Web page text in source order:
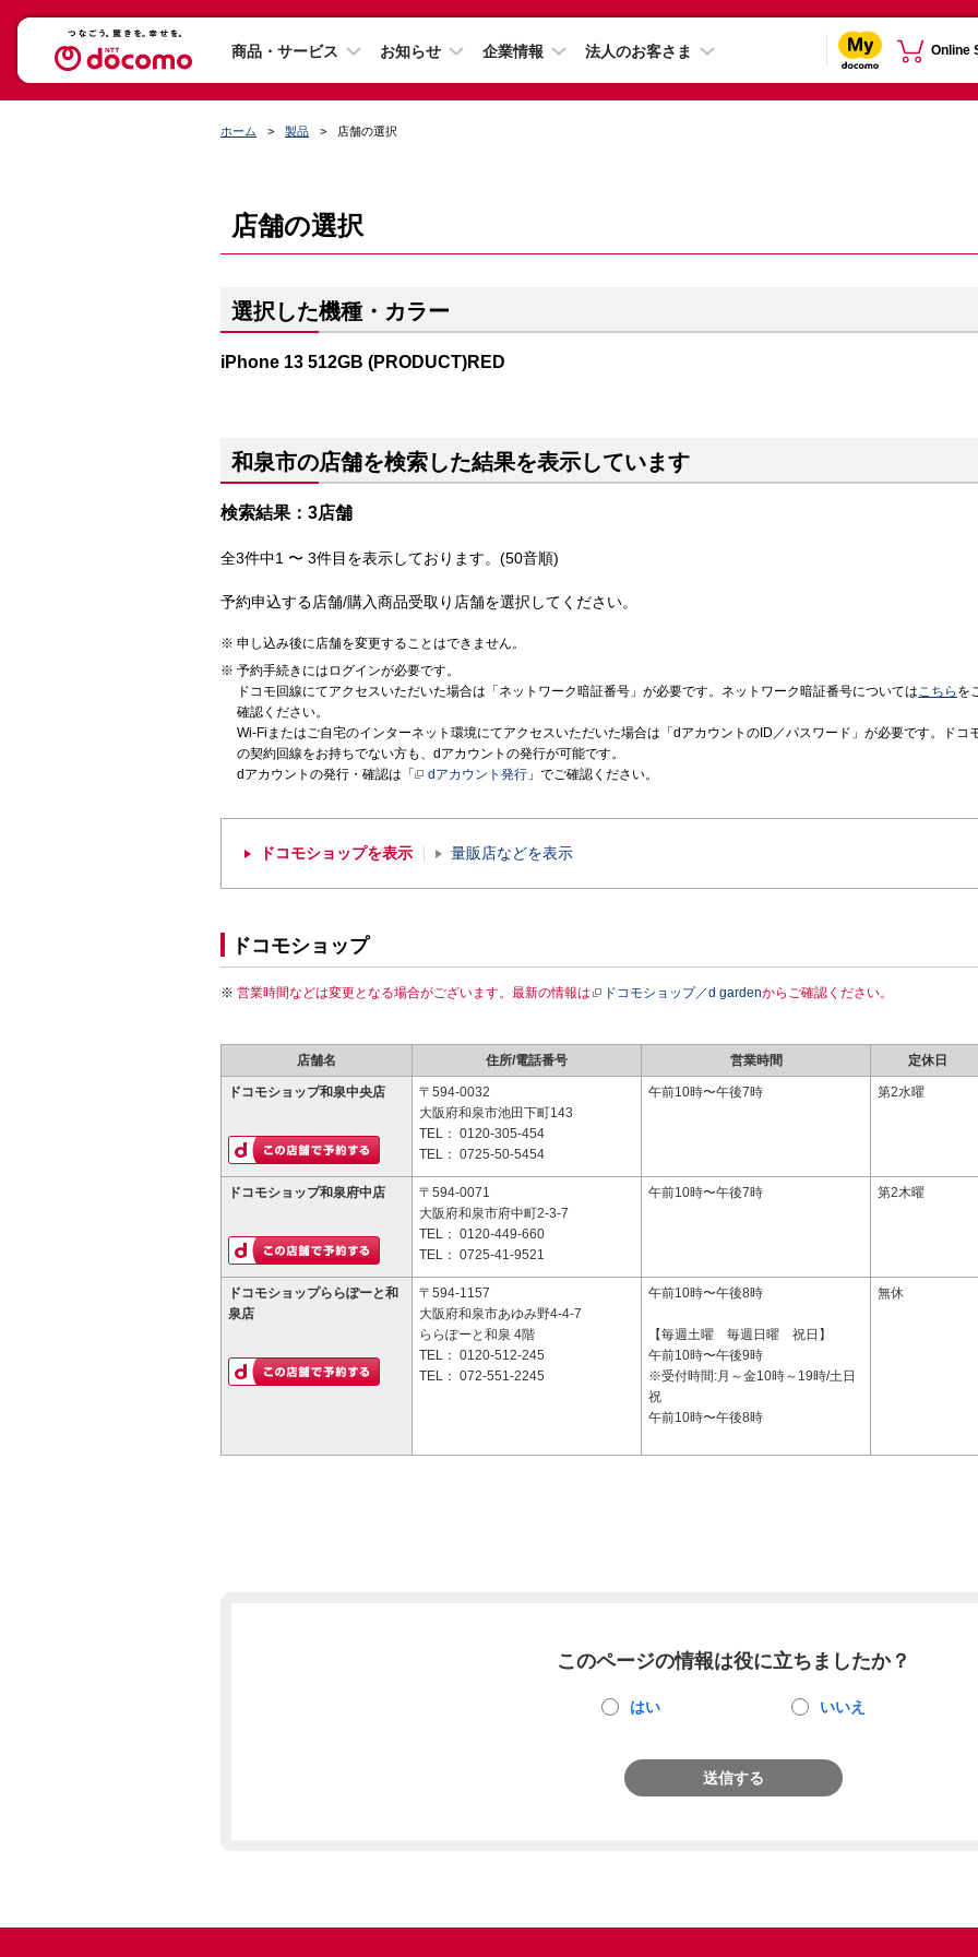
商品・サービス お知らせ 企業情報 法人のお客さま Online
ホーム 製品 店舗の選択
店舗の選択
選択した機種・カラー
iPhone 13 512GB (PRODUCT)RED
和泉市の店舗を検索した結果を表示しています
検索結果：3店舗
全3件中1 〜 3件目を表示しております。(50音順)
予約申込する店舗/購入商品受取り店舗を選択してください。
申し込み後に店舗を変更することはできません。
予約手続きにはログインが必要です。
ドコモ回線にてアクセスいただいた場合は「ネットワーク暗証番号」が必要です。ネットワーク暗証番号についてはこちら を
確認ください。
Wi-Fiまたはご自宅のインターネット環境にてアクセスいただいた場合は「dアカウントのID／パスワード」が必要です。ドコ
の契約回線をお持ちでない方も、dアカウントの発行が可能です。
dアカウントの発行・確認は「
dアカウント発行 」でご確認ください。
ドコモショップを表示 量販店などを表示
ドコモショップ
営業時間などは変更となる場合がございます。最新の情報は ドコモショップ／d gardenからご確認ください。
店舗名 住所/電話番号 営業時間 定休日
ドコモショップ和泉中央店
〒594-0032
大阪府和泉市池田下町143
TEL： 0120-305-454
TEL： 0725-50-5454
午前10時〜午後7時 第2水曜
ドコモショップ和泉府中店
〒594-0071
大阪府和泉市府中町2-3-7
TEL： 0120-449-660
TEL： 0725-41-9521
午前10時〜午後7時 第2木曜
ドコモショップららぽーと和
泉店
〒594-1157
大阪府和泉市あゆみ野4-4-7
ららぽーと和泉 4階
TEL： 0120-512-245
TEL： 072-551-2245
午前10時〜午後8時
【毎週土曜 毎週日曜 祝日】
午前10時〜午後9時
※受付時間:月～金10時～19時/土日
祝
午前10時〜午後8時
無休
このページの情報は役に立ちましたか？
はい いいえ
送信する